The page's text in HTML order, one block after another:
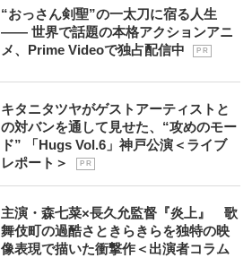
“おっさん剣聖”の一太刀に宿る人生
―― 世界で話題の本格アクションアニ
メ、Prime Videoで独占配信中
P R
キタニタツヤがゲストアーティストと
の対バンを通して見せた、“攻めのモー
ド” 「Hugs Vol.6」神戸公演＜ライブ
レポート＞
P R
主演・森七菜×長久允監督『炎上』 歌
舞伎町の過酷さときらきらを独特の映
像表現で描いた衝撃作＜出演者コラム